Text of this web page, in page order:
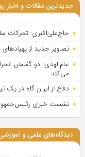
جدیدترین مقالات و اخبار
حاج‌علی‌اکبری: تحرکات
تصاویر جدید از
علم‌الهدی: دو گفتمان
می‌کند
دفاع از ایران گاه در
نشست خبری رئیس‌جمهور
دیدگاه‌های علمی و